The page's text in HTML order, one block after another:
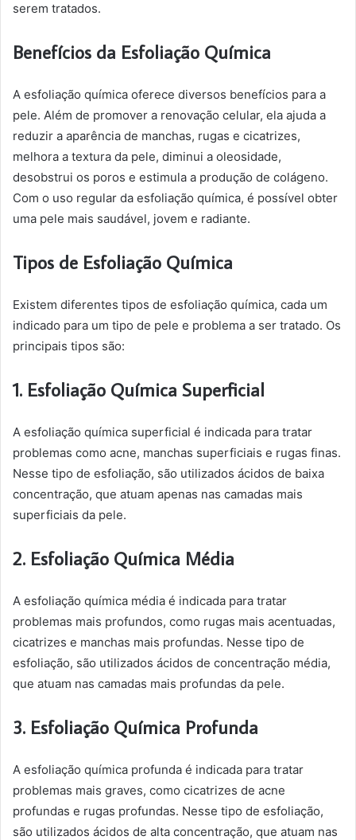
serem tratados.
Benefícios da Esfoliação Química
A esfoliação química oferece diversos benefícios para a
pele. Além de promover a renovação celular, ela ajuda a
reduzir a aparência de manchas, rugas e cicatrizes,
melhora a textura da pele, diminui a oleosidade,
desobstrui os poros e estimula a produção de colágeno.
Com o uso regular da esfoliação química, é possível obter
uma pele mais saudável, jovem e radiante.
Tipos de Esfoliação Química
Existem diferentes tipos de esfoliação química, cada um
indicado para um tipo de pele e problema a ser tratado. Os
principais tipos são:
1. Esfoliação Química Superficial
A esfoliação química superficial é indicada para tratar
problemas como acne, manchas superficiais e rugas finas.
Nesse tipo de esfoliação, são utilizados ácidos de baixa
concentração, que atuam apenas nas camadas mais
superficiais da pele.
2. Esfoliação Química Média
A esfoliação química média é indicada para tratar
problemas mais profundos, como rugas mais acentuadas,
cicatrizes e manchas mais profundas. Nesse tipo de
esfoliação, são utilizados ácidos de concentração média,
que atuam nas camadas mais profundas da pele.
3. Esfoliação Química Profunda
A esfoliação química profunda é indicada para tratar
problemas mais graves, como cicatrizes de acne
profundas e rugas profundas. Nesse tipo de esfoliação,
são utilizados ácidos de alta concentração, que atuam nas